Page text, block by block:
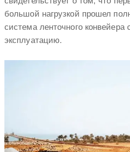
большой нагрузкой прошел
система ленточного конвейера
эксплуатацию.